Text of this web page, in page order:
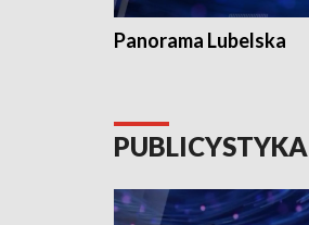
Panorama Lubelska
PUBLICYSTYKA